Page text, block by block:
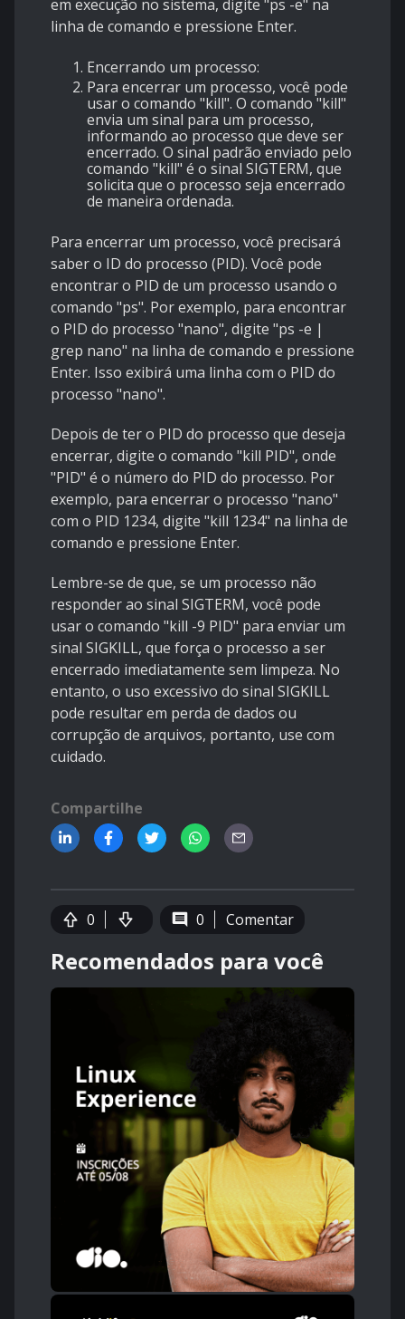
em execução no sistema, digite "ps -e" na
linha de comando e pressione Enter.
Encerrando um processo:
Para encerrar um processo, você pode
usar o comando "kill". O comando "kill"
envia um sinal para um processo,
informando ao processo que deve ser
encerrado. O sinal padrão enviado pelo
comando "kill" é o sinal SIGTERM, que
solicita que o processo seja encerrado
de maneira ordenada.
Para encerrar um processo, você precisará
saber o ID do processo (PID). Você pode
encontrar o PID de um processo usando o
comando "ps". Por exemplo, para encontrar
o PID do processo "nano", digite "ps -e |
grep nano" na linha de comando e pressione
Enter. Isso exibirá uma linha com o PID do
processo "nano".
Depois de ter o PID do processo que deseja
encerrar, digite o comando "kill PID", onde
"PID" é o número do PID do processo. Por
exemplo, para encerrar o processo "nano"
com o PID 1234, digite "kill 1234" na linha de
comando e pressione Enter.
Lembre-se de que, se um processo não
responder ao sinal SIGTERM, você pode
usar o comando "kill -9 PID" para enviar um
sinal SIGKILL, que força o processo a ser
encerrado imediatamente sem limpeza. No
entanto, o uso excessivo do sinal SIGKILL
pode resultar em perda de dados ou
corrupção de arquivos, portanto, use com
cuidado.
Compartilhe
0 0 Comentar
Recomendados para você